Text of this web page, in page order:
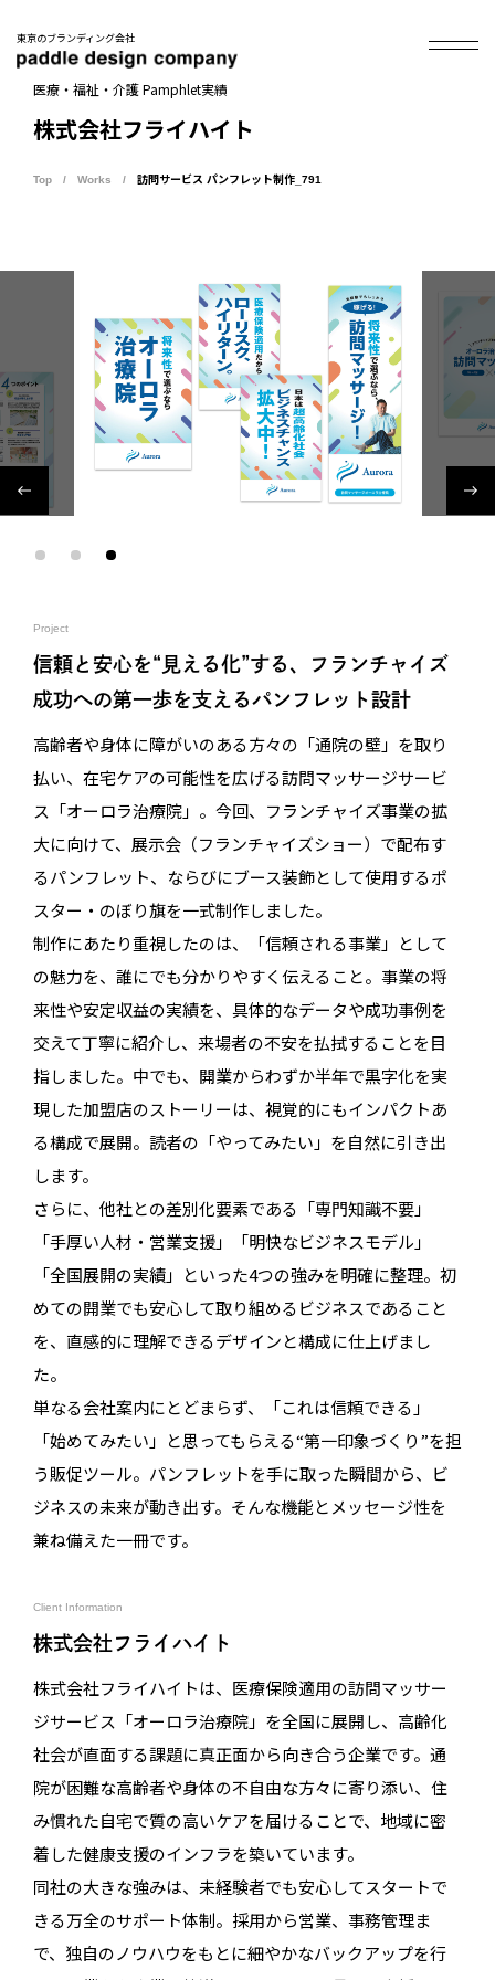
東京のブランディング会社
医療・福祉・介護 Pamphlet実績
株式会社フライハイト
Top Works 訪問サービス パンフレット制作_791
Project
信頼と安心を“見える化”する、フランチャイズ
成功への第一歩を支えるパンフレット設計
高齢者や身体に障がいのある方々の「通院の壁」を取り
払い、在宅ケアの可能性を広げる訪問マッサージサービ
ス「オーロラ治療院」。今回、フランチャイズ事業の拡
大に向けて、展示会（フランチャイズショー）で配布す
るパンフレット、ならびにブース装飾として使用するポ
スター・のぼり旗を一式制作しました。
制作にあたり重視したのは、「信頼される事業」として
の魅力を、誰にでも分かりやすく伝えること。事業の将
来性や安定収益の実績を、具体的なデータや成功事例を
交えて丁寧に紹介し、来場者の不安を払拭することを目
指しました。中でも、開業からわずか半年で黒字化を実
現した加盟店のストーリーは、視覚的にもインパクトあ
る構成で展開。読者の「やってみたい」を自然に引き出
します。
さらに、他社との差別化要素である「専門知識不要」
「手厚い人材・営業支援」「明快なビジネスモデル」
「全国展開の実績」といった4つの強みを明確に整理。初
めての開業でも安心して取り組めるビジネスであること
を、直感的に理解できるデザインと構成に仕上げまし
た。
単なる会社案内にとどまらず、「これは信頼できる」
「始めてみたい」と思ってもらえる“第一印象づくり”を担
う販促ツール。パンフレットを手に取った瞬間から、ビ
ジネスの未来が動き出す。そんな機能とメッセージ性を
兼ね備えた一冊です。
Client Information
株式会社フライハイト
株式会社フライハイトは、医療保険適用の訪問マッサー
ジサービス「オーロラ治療院」を全国に展開し、高齢化
社会が直面する課題に真正面から向き合う企業です。通
院が困難な高齢者や身体の不自由な方々に寄り添い、住
み慣れた自宅で質の高いケアを届けることで、地域に密
着した健康支援のインフラを築いています。
同社の大きな強みは、未経験者でも安心してスタートで
きる万全のサポート体制。採用から営業、事務管理ま
で、独自のノウハウをもとに細やかなバックアップを行